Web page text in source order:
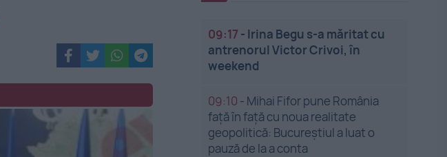
09:17 - Irina Begu s-a măritat cu
antrenorul Victor Crivoi, în
weekend
09:10 - Mihai Fifor pune România
față în față cu noua realitate
geopolitică: Bucureștiul a luat o
pauză de la a conta